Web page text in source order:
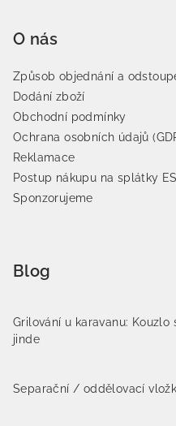
O nás
Způsob objednání a
Dodání zboží
Obchodní podmínky
Ochrana osobních údajů
Reklamace
Postup nákupu na splátky
Sponzorujeme
Blog
Grilování u karavanu:
jinde
Separační / oddělovací